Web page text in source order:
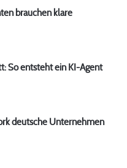
brauchen klare
So entsteht ein KI-Agent
deutsche Unternehmen